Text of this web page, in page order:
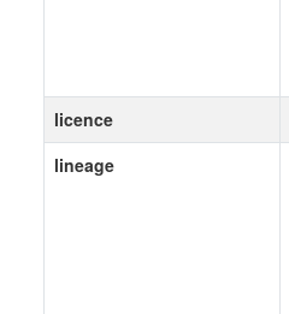
licence
lineage